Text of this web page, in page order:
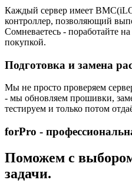
Каждый сервер имеет
контроллер, позволяющий
Сомневаетесь - поработайте
покупкой.
Подготовка и замена
Мы не просто проверяем
- мы обновляем прошивки,
тестируем и только потом
forPro -
Поможем с
задачи.